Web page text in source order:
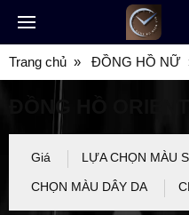
Trang chủ ĐỒNG HỒ NỮ
ĐỒNG HỒ
Giá LỰA CHỌN MÀU
CHỌN MÀU DÂY DA